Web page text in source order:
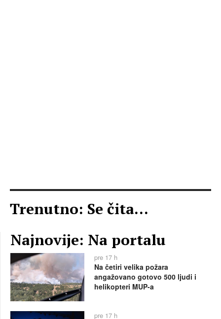
Trenutno: Se čita...
Najnovije: Na portalu
pre 17 h
Na četiri velika požara
angažovano gotovo 500 ljudi i
helikopteri MUP-a
pre 17 h